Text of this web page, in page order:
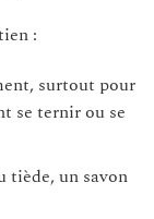
:
surtout pour
se ternir ou se
tiède, un savon